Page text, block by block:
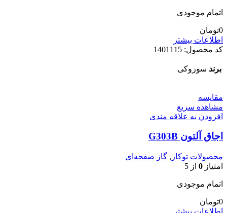
اتمام موجودی
0تومان
اطلاعات بیشتر
کد محصول: 1401115
برند سوزوکی
مقایسه
مشاهده سریع
افزودن به علاقه مندی
اجاق آلتون G303B
محصولات توکار , گاز صفحه‌ای
امتیاز 0 از 5
اتمام موجودی
0تومان
اطلاعات بیشتر